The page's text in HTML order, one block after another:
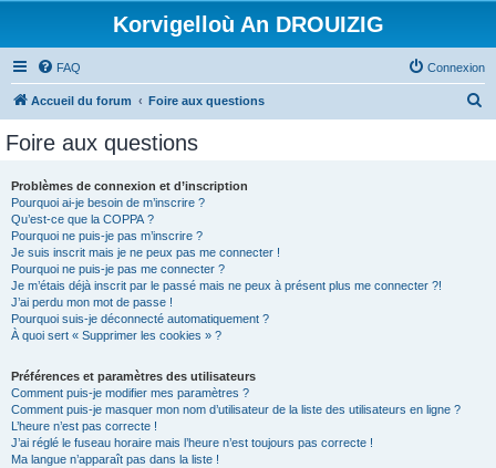
Korvigelloù An DROUIZIG
FAQ Connexion
Accueil du forum Foire aux questions
Foire aux questions
Problèmes de connexion et d’inscription
Pourquoi ai-je besoin de m’inscrire ?
Qu’est-ce que la COPPA ?
Pourquoi ne puis-je pas m’inscrire ?
Je suis inscrit mais je ne peux pas me connecter !
Pourquoi ne puis-je pas me connecter ?
Je m’étais déjà inscrit par le passé mais ne peux à présent plus me connecter ?!
J’ai perdu mon mot de passe !
Pourquoi suis-je déconnecté automatiquement ?
À quoi sert « Supprimer les cookies » ?
Préférences et paramètres des utilisateurs
Comment puis-je modifier mes paramètres ?
Comment puis-je masquer mon nom d’utilisateur de la liste des utilisateurs en ligne ?
L’heure n’est pas correcte !
J’ai réglé le fuseau horaire mais l’heure n’est toujours pas correcte !
Ma langue n’apparaît pas dans la liste !